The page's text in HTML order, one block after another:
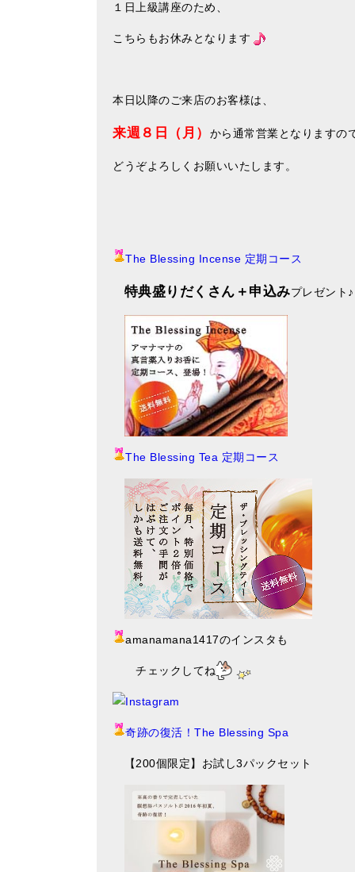
１日上級講座のため、
こちらもお休みとなります
本日以降のご来店のお客様は、
来週８日（月） から通常営業となりますの
どうぞよろしくお願いいたします。
The Blessing Incense 定期コース
特典盛りだくさん＋申込みプレゼント ♪
The Blessing Tea 定期コース
amanamana1417のインスタも
チェックしてね
奇跡の復活！The Blessing Spa
【200個限定】お試し3パックセット